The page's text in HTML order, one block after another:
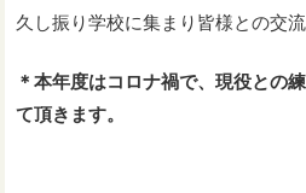
久し振り学校に集まり皆様との交
＊本年度はコロナ禍で、現役との
て頂きます。